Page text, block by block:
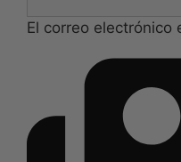
El correo electrónico